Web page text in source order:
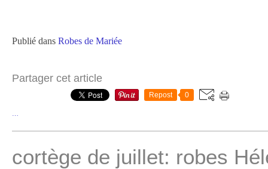
Publié dans Robes de Mariée
Partager cet article
Repost 0
cortège de juillet: robes